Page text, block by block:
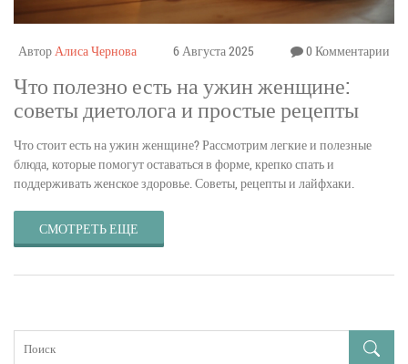
АвторАлиса Чернова 6 Августа 2025 0 Комментарии
Что полезно есть на ужин женщине:
советы диетолога и простые рецепты
Что стоит есть на ужин женщине? Рассмотрим легкие и полезные
блюда, которые помогут оставаться в форме, крепко спать и
поддерживать женское здоровье. Советы, рецепты и лайфхаки.
СМОТРЕТЬ ЕЩЕ